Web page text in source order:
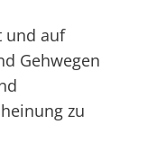
und auf
Gehwegen
zu